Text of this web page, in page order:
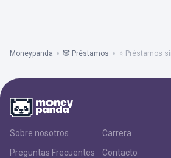
Moneypanda 🐼 Préstamos ⭐ Préstamos
Sobre nosotros
Carrera
Preguntas Frecuentes
Contacto